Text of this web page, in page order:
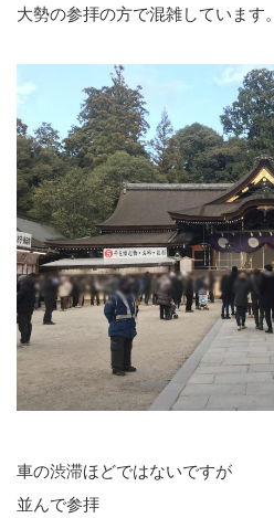
大勢の参拝の方で混雑しています。
車の渋滞ほどではないですが
並んで参拝